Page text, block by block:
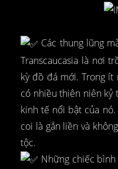
Các thung lũng
Transcaucasia là nơi
kỳ đồ đá mới. Trong ít
có nhiều thiên niên kỷ
kinh tế nổi bật của
coi là gắn liền và
tộc.
Những chiếc